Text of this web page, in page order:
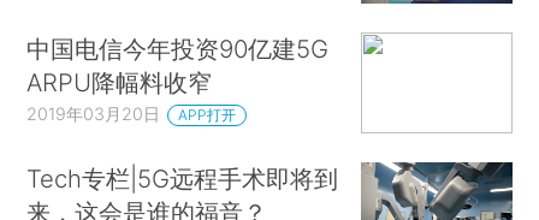
中国电信今年投资90亿建5G
ARPU降幅料收窄
2019年03月20日 APP打开
Tech专栏|5G远程手术即将到
来，这会是谁的福音？